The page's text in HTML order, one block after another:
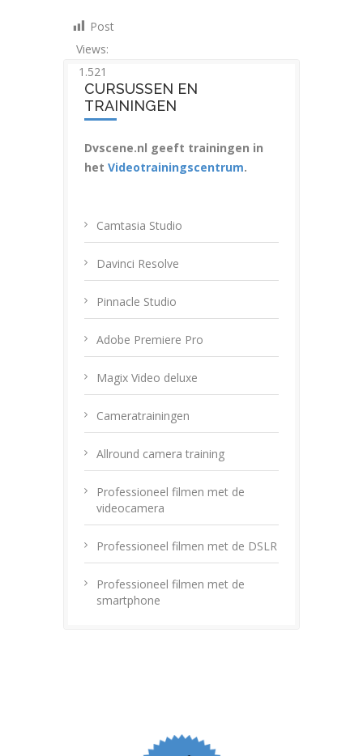
Post
Views:
1.521
CURSUSSEN EN
TRAININGEN
Dvscene.nl geeft trainingen in
het Videotrainingscentrum.
Camtasia Studio
Davinci Resolve
Pinnacle Studio
Adobe Premiere Pro
Magix Video deluxe
Cameratrainingen
Allround camera training
Professioneel filmen met de
videocamera
Professioneel filmen met de DSLR
Professioneel filmen met de
smartphone